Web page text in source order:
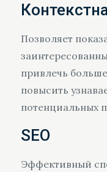
Позволяет
привлечь
повысить
потенциальных
SEO
Эффективный